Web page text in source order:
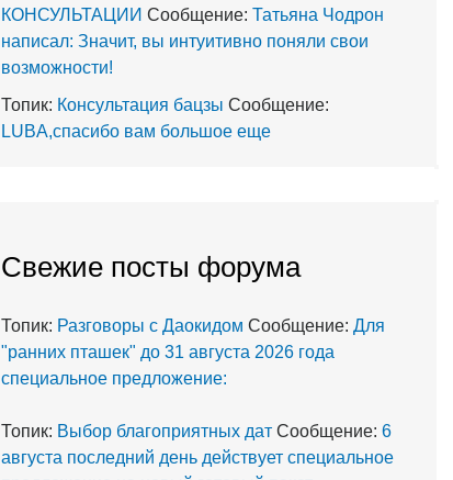
КОНСУЛЬТАЦИИ Сообщение: Татьяна Чодрон
написал: Значит, вы интуитивно поняли свои
возможности!
Топик: Консультация бацзы Сообщение:
LUBA,спасибо вам большое еще
Cвежие посты форума
Топик: Разговоры с Даокидом Сообщение: Для
"ранних пташек" до 31 августа 2026 года
специальное предложение:
Топик: Выбор благоприятных дат Сообщение: 6
августа последний день действует специальное